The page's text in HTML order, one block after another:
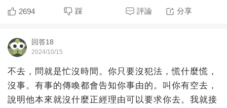
候，問了一句家里有
2694 踩 評論 分享
回答18
2024/10/15
不去，問就是忙沒時間。你只要沒犯法，慌什麼慌，
沒事。有事的傳喚都會告知你事由的。叫你有空去，
說明他本來就沒什麼正經理由可以要求你去。我就接